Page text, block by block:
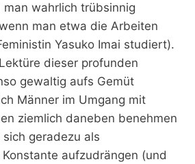
wahrlich trübsinnig
man etwa die Arbeiten
Yasuko Imai studiert).
dieser profunden
gewaltig aufs Gemüt
Männer im Umgang mit
ziemlich daneben benehmen
geradezu als
aufzudrängen (und